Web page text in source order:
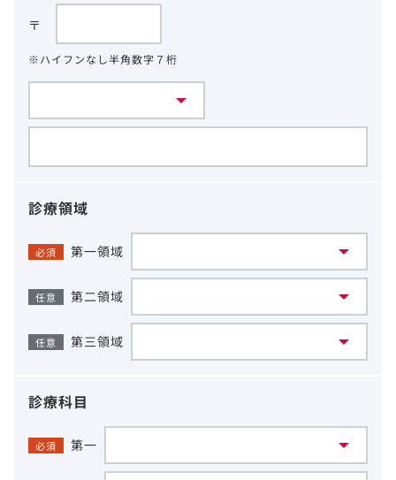
〒
※ハイフンなし半角数字７桁
診療領域
必須 第一領域
任意 第二領域
任意 第三領域
診療科目
必須 第一